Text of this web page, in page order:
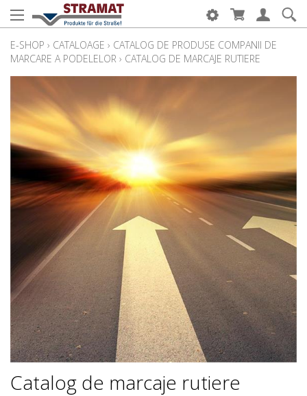
E-SHOP › CATALOAGE › CATALOG DE PRODUSE COMPANII DE
MARCARE A PODELELOR › CATALOG DE MARCAJE RUTIERE
Catalog de marcaje rutiere